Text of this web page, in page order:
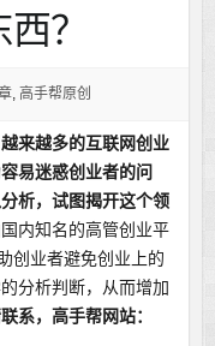
？
, 高手帮原创
来越多的互联网创业
易迷惑创业者的问
析，试图揭开这个领
内知名的高管创业平
创业者避免创业上的
分析判断，从而增加
系， 高手帮网站：